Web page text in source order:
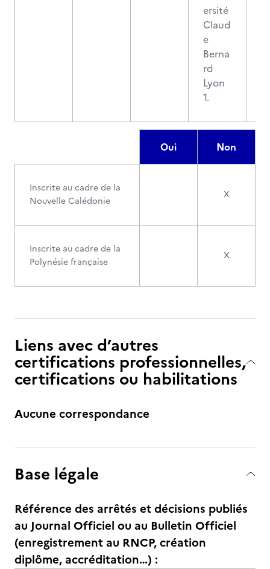
ersité
Claud
e
Berna
rd
Lyon
1.
Oui Non
Inscrite au cadre de la
Nouvelle Calédonie
X
Inscrite au cadre de la
Polynésie française
X
Liens avec d’autres
certifications professionnelles,
certifications ou habilitations
Aucune correspondance
Base légale
Référence des arrêtés et décisions publiés
au Journal Officiel ou au Bulletin Officiel
(enregistrement au RNCP, création
diplôme, accréditation…) :